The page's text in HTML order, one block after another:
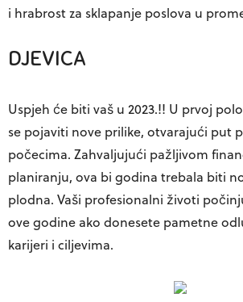
i hrabrost za sklapanje poslova u
DJEVICA
Uspjeh će biti vaš u 2023.!! U prvoj
se pojaviti nove prilike, otvarajući put
počecima. Zahvaljujući pažljivom
planiranju, ova bi godina trebala biti
plodna. Vaši profesionalni životi
ove godine ako donesete pametne
karijeri i ciljevima.